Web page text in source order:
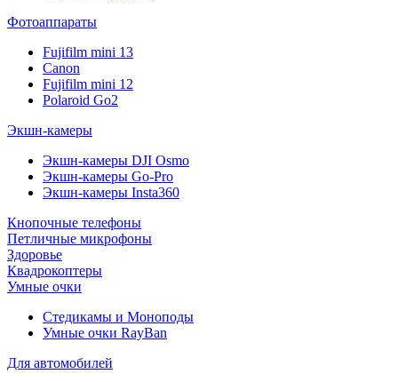
Фотоаппараты
Fujifilm mini 13
Canon
Fujifilm mini 12
Polaroid Go2
Экшн-камеры
Экшн-камеры DJI Osmo
Экшн-камеры Go-Pro
Экшн-камеры Insta360
Кнопочные телефоны
Петличные микрофоны
Здоровье
Квадрокоптеры
Умные очки
Стедикамы и Моноподы
Умные очки RayBan
Для автомобилей